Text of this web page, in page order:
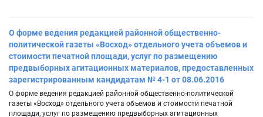
О форме ведения редакцией районной общественно-
политической газеты «Восход» отдельного учета объемов и
стоимости печатной площади, услуг по размещению
предвыборных агитационных материалов, предоставленных
зарегистрированным кандидатам № 4-1 от 08.06.2016
О форме ведения редакцией районной общественно-политической
газеты «Восход» отдельного учета объемов и стоимости печатной
площади, услуг по размещению предвыборных агитационных